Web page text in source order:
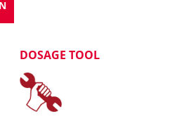
DOSAGE TOOL